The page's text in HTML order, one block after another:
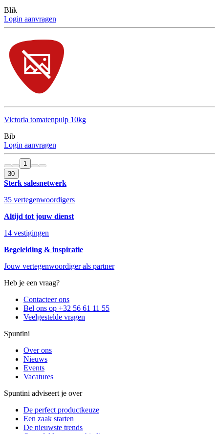
Blik
Login aanvragen
Victoria tomatenpulp 10kg
Bib
Login aanvragen
1
30
Sterk salesnetwerk
35 vertegenwoordigers
Altijd tot jouw dienst
14 vestigingen
Begeleiding & inspiratie
Jouw vertegenwoordiger als partner
Heb je een vraag?
Contacteer ons
Bel ons op +32 56 61 11 55
Veelgestelde vragen
Spuntini
Over ons
Nieuws
Events
Vacatures
Spuntini adviseert je over
De perfect productkeuze
Een zaak starten
De nieuwste trends